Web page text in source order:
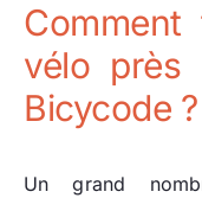
vélo près
Bicycode ?
Un grand